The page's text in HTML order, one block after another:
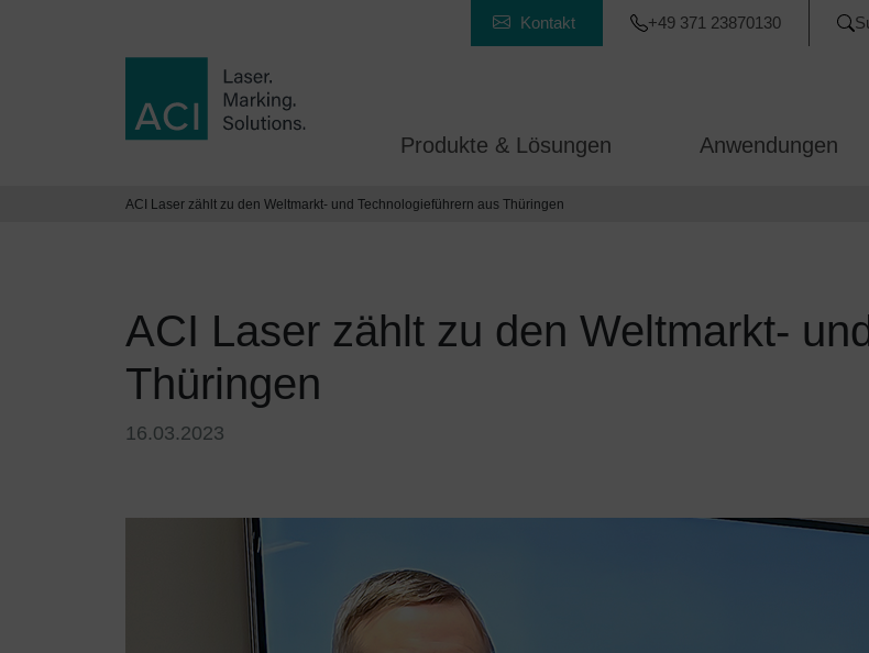
Kontakt +49 371 23870130
Produkte & Lösungen Anwendungen
ACI Laser zählt zu den Weltmarkt- und Technologieführern aus Thüringen
ACI Laser zählt zu den Weltmarkt-
Thüringen
16.03.2023